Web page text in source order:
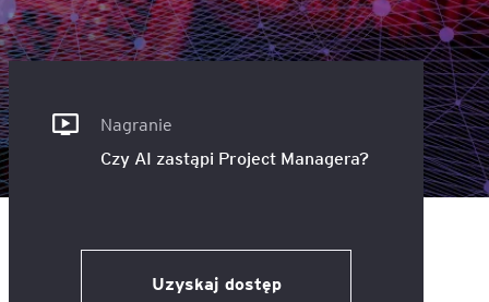
podyplomowe
Audyt wewnętrzny – studia
podyplomowe
Master of Business
Administration w Dąbrowie
Górniczej
niezbędnik w świecie HR
Nagranie
Czy AI zastąpi Project Managera?
Uzyskaj dostęp